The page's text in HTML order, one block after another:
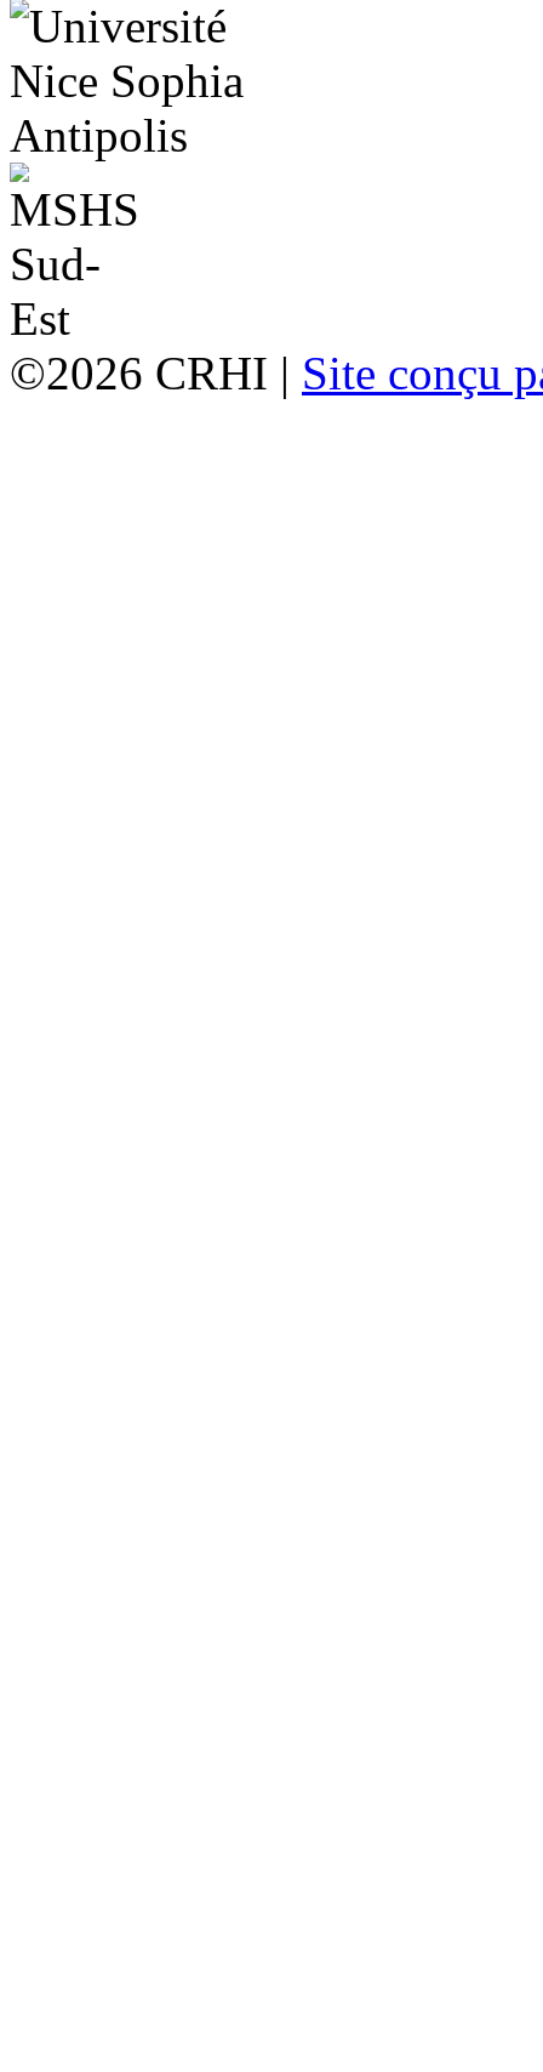
©2026 CRHI | Site conçu